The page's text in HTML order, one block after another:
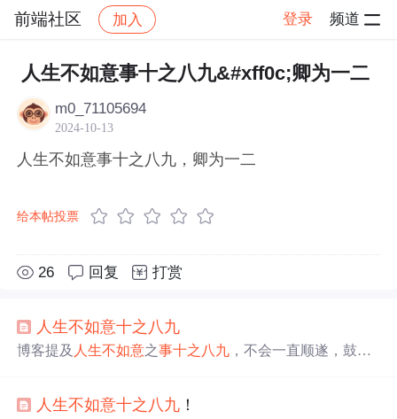
前端社区 加入 登录 频道
社区 前端社区 感慨 帖子详情
人生不如意事十之八九&#xff0c;卿为一二
m0_71105694
2024-10-13
人生不如意事十之八九，卿为一二
给本帖投票
26 回复 打赏
人生不如意十之八九
博客提及 人生不如意之事十之八九 ，不会一直顺遂，鼓励
人生不如意十之八九 ！